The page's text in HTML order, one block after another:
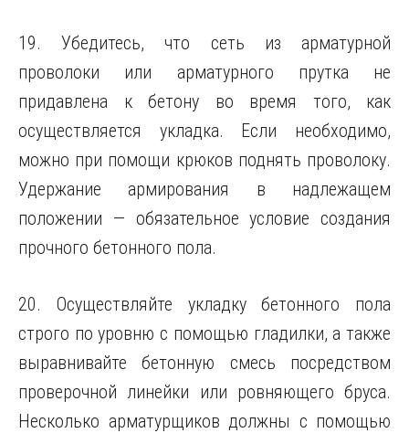
19. Убедитесь, что сеть из арматурной
проволоки или арматурного прутка не
придавлена к бетону во время того, как
осуществляется укладка. Если необходимо,
можно при помощи крюков поднять проволоку.
Удержание армирования в надлежащем
положении — обязательное условие создания
прочного бетонного пола.
20. Осуществляйте укладку бетонного пола
строго по уровню с помощью гладилки, а также
выравнивайте бетонную смесь посредством
проверочной линейки или ровняющего бруса.
Несколько арматурщиков должны с помощью